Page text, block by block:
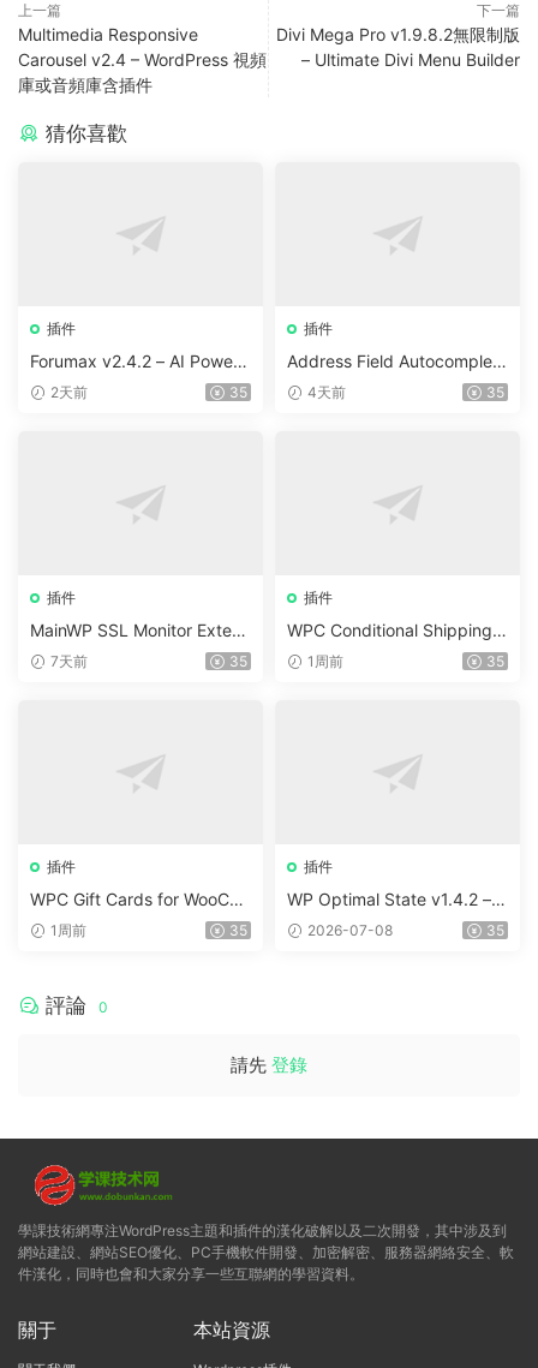
上一篇
Multimedia Responsive
Carousel v2.4 – WordPress 視頻
庫或音頻庫含插件
下一篇
Divi Mega Pro v1.9.8.2無限制版
– Ultimate Divi Menu Builder
猜你喜歡
插件
Forumax v2.4.2 – AI Powere
d Advanced Community For
2天前 35
插件
Address Field Autocomplete
For WooCommerce v1.3.2
4天前 35
插件
MainWP SSL Monitor Extens
ion v5.2
7天前 35
插件
WPC Conditional Shipping &
Payments (Premium) v1.0.2
1周前 35
插件
WPC Gift Cards for WooCo
mmerce (Premium) v1.0.2
1周前 35
插件
WP Optimal State v1.4.2 –
WordPress 優化、清理和安
2026-07-08 35
評論 0
請先 登錄
學課技術網專注WordPress主題和插件的漢化破解以及二次開發，其中涉及到
網站建設、網站SEO優化、PC手機軟件開發、加密解密、服務器網絡安全、軟
件漢化，同時也會和大家分享一些互聯網的學習資料。
關于 本站資源